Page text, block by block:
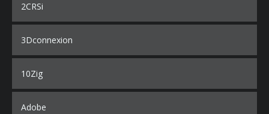
2CRSi
3Dconnexion
10Zig
Adobe